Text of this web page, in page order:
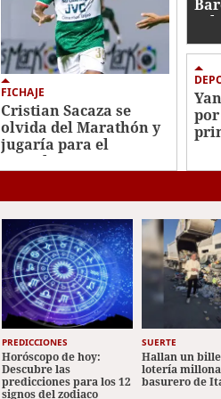
FICHAJE
Cristian Sacaza se
olvida del Marathón y
jugaría para el
Juticalpa FC
por
PREDICCIONES
Horóscopo de hoy:
Descubre las
predicciones para los 12
signos del zodiaco
SUERTE
Hallan un
lotería
basurero de